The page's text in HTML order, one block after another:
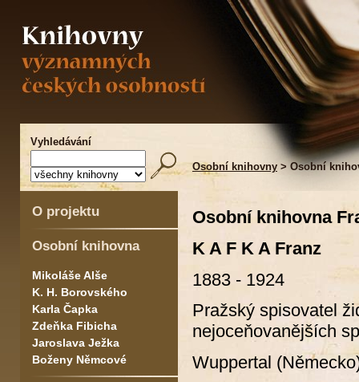
Vyhledávání
Osobní knihovny > Osobní
O projektu
Osobní knihovna
Mikoláše Alše
K. H. Borovského
Karla Čapka
Zdeňka Fibicha
Jaroslava Ježka
Boženy Němcové
Osobní knihovna
K A F K A Franz
1883 - 1924
Pražský spisovatel
nejoceňovanějších
Wuppertal